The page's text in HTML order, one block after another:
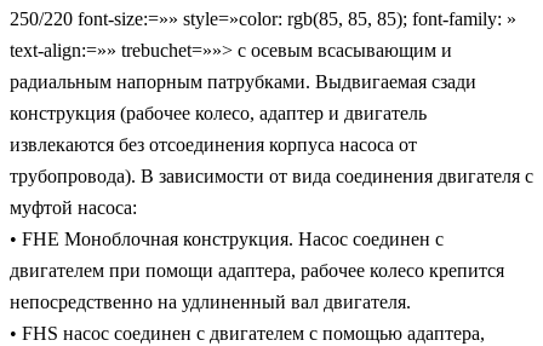
250/220 font-size:=»» style=»color: rgb(85, 85, 85); font-family: »
text-align:=»» trebuchet=»»> с осевым всасывающим и
радиальным напорным патрубками. Выдвигаемая сзади
конструкция (рабочее колесо, адаптер и двигатель
извлекаются без отсоединения корпуса насоса от
трубопровода). В зависимости от вида соединения двигателя с
муфтой насоса:
• FHE Моноблочная конструкция. Насос соединен с
двигателем при помощи адаптера, рабочее колесо крепится
непосредственно на удлиненный вал двигателя.
• FHS насос соединен с двигателем с помощью адаптера,